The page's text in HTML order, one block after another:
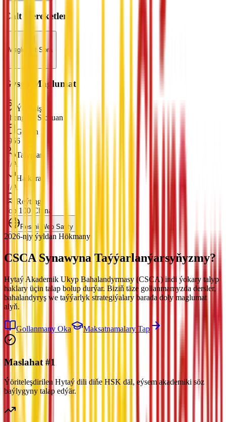
Çalt Hereketler
Maglumat Sora
Gysga Maglumat
Ýerleşiş
Chengdu, Sichuan
Gurlan
1956
Talyplar
N/A
Halkara
N/A
Reýting
Top 100 China
Resmi Web Saýty
2026-njy ýyldan Hökmany
CSCA Synawyna Taýýarlanýarsyňyzmy?
Hytaý Akademik Ukyp Bahalandyrmasy (CSCA) indi ýokary talyp
haklary üçin talap bolup durýar. Biziň täze gollanmamyzda dersler,
bahalandyryş we taýýarlyk strategiýalary barada doly maglumat
alyň.
Gollanmany Oka Maksatnamalary Tap
Maslahat #1
Ýöriteleşdirilen Hytaý dili diňe HSK däl, eýsem akademiki söz
baýlygyny talap edýär.